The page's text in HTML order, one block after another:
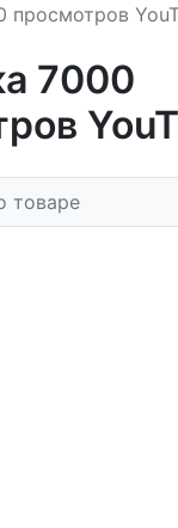
просмотров
7000
товаре